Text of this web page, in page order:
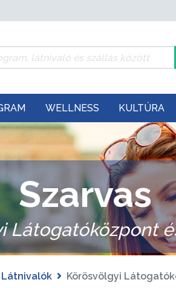
WELLNESS KULTÚRA
Szarvas
Látogatóközpont
Látnivalók Körösvölgyi